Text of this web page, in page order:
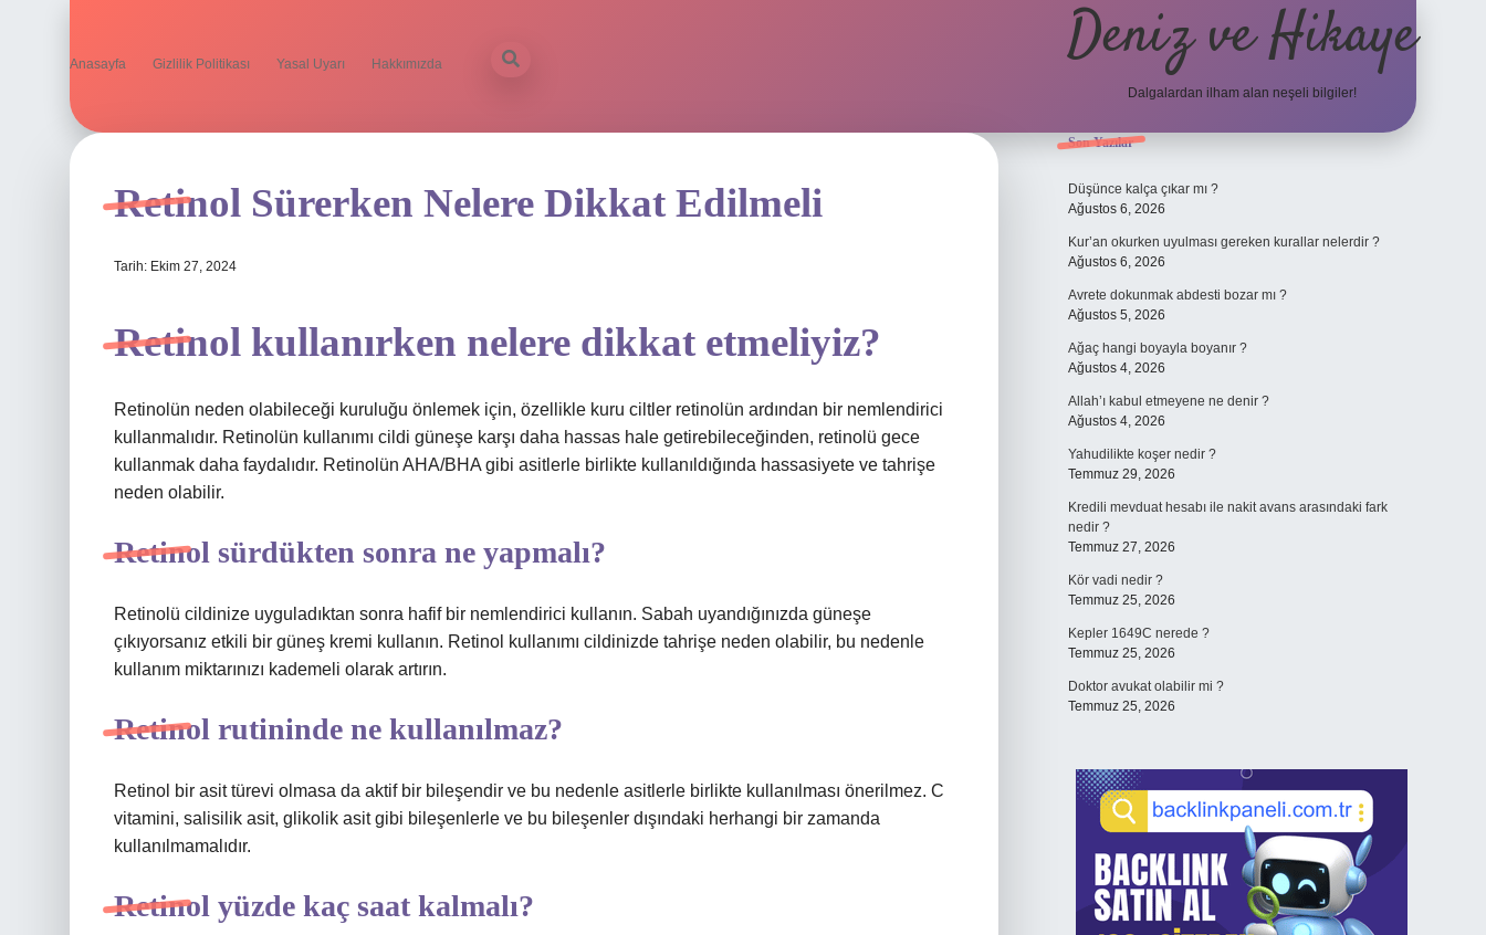
Anasayfa Gizlilik Politikası Yasal Uyarı Hakkımızda Deniz ve Hikaye
Dalgalardan ilham alan neşeli bilgiler!
Retinol Sürerken Nelere Dikkat Edilmeli
Tarih: Ekim 27, 2024
Retinol kullanırken nelere dikkat etmeliyiz?
Retinolün neden olabileceği kuruluğu önlemek için, özellikle kuru ciltler retinolün ardından bir nemlendirici
kullanmalıdır. Retinolün kullanımı cildi güneşe karşı daha hassas hale getirebileceğinden, retinolü gece
kullanmak daha faydalıdır. Retinolün AHA/BHA gibi asitlerle birlikte kullanıldığında hassasiyete ve tahrişe
neden olabilir.
Retinol sürdükten sonra ne yapmalı?
Retinolü cildinize uyguladıktan sonra hafif bir nemlendirici kullanın. Sabah uyandığınızda güneşe
çıkıyorsanız etkili bir güneş kremi kullanın. Retinol kullanımı cildinizde tahrişe neden olabilir, bu nedenle
kullanım miktarınızı kademeli olarak artırın.
Retinol rutininde ne kullanılmaz?
Retinol bir asit türevi olmasa da aktif bir bileşendir ve bu nedenle asitlerle birlikte kullanılması önerilmez. C
vitamini, salisilik asit, glikolik asit gibi bileşenlerle ve bu bileşenler dışındaki herhangi bir zamanda
kullanılmamalıdır.
Retinol yüzde kaç saat kalmalı?
Sidebar
Son Yazılar
Düşünce kalça çıkar mı ?
Ağustos 6, 2026
Kur’an okurken uyulması gereken kurallar nelerdir ?
Ağustos 6, 2026
Avrete dokunmak abdesti bozar mı ?
Ağustos 5, 2026
Ağaç hangi boyayla boyanır ?
Ağustos 4, 2026
Allah’ı kabul etmeyene ne denir ?
Ağustos 4, 2026
Yahudilikte koşer nedir ?
Temmuz 29, 2026
Kredili mevduat hesabı ile nakit avans arasındaki fark
nedir ?
Temmuz 27, 2026
Kör vadi nedir ?
Temmuz 25, 2026
Kepler 1649C nerede ?
Temmuz 25, 2026
Doktor avukat olabilir mi ?
Temmuz 25, 2026
ilbet yeni girişilbet yeni giriş